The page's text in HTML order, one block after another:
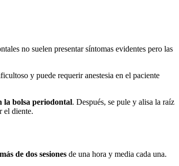
no suelen presentar síntomas evidentes pero las
y puede requerir anestesia en el paciente
la bolsa periodontal. Después, se pule y alisa la raíz
el diente.
de dos sesiones de una hora y media cada una.